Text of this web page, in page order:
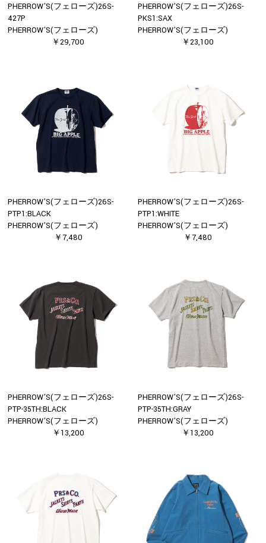
PHERROW'S(フェローズ)26S-
427P
PHERROW'S(フェローズ)
￥29,700
PHERROW'S(フェローズ)26S-
PKS1:SAX
PHERROW'S(フェローズ)
￥23,100
PHERROW'S(フェローズ)26S-
PTP1:BLACK
PHERROW'S(フェローズ)
￥7,480
PHERROW'S(フェローズ)26S-
PTP1:WHITE
PHERROW'S(フェローズ)
￥7,480
PHERROW'S(フェローズ)26S-
PTP-35TH:BLACK
PHERROW'S(フェローズ)
￥13,200
PHERROW'S(フェローズ)26S-
PTP-35TH:GRAY
PHERROW'S(フェローズ)
￥13,200